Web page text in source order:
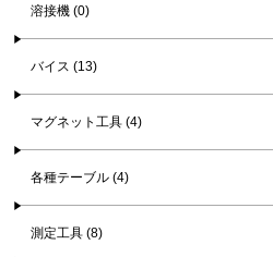
溶接機 (0)
バイス (13)
マグネット工具 (4)
各種テーブル (4)
測定工具 (8)